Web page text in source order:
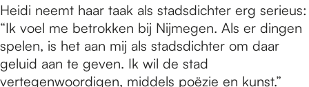
Heidi neemt haar taak als stadsdichter erg serieus:
“Ik voel me betrokken bij Nijmegen. Als er dingen
spelen, is het aan mij als stadsdichter om daar
geluid aan te geven. Ik wil de stad
vertegenwoordigen, middels poëzie en kunst.”